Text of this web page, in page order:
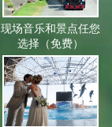
现场音乐和景点任您
选择（免费）